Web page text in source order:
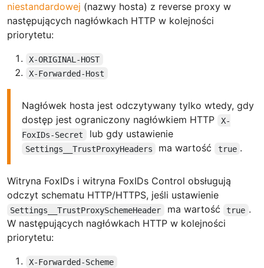
niestandardowej (nazwy hosta) z reverse proxy w
następujących nagłówkach HTTP w kolejności
priorytetu:
X-ORIGINAL-HOST
X-Forwarded-Host
Nagłówek hosta jest odczytywany tylko wtedy, gdy
dostęp jest ograniczony nagłówkiem HTTP
X-
FoxIDs-Secret
lub gdy ustawienie
Settings__TrustProxyHeaders ma wartość true .
Witryna FoxIDs i witryna FoxIDs Control obsługują
odczyt schematu HTTP/HTTPS, jeśli ustawienie
Settings__TrustProxySchemeHeader ma wartość true .
W następujących nagłówkach HTTP w kolejności
priorytetu:
X-Forwarded-Scheme